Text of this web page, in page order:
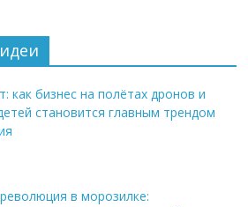
как бизнес на полётах дронов и
становится главным трендом
в морозилке: